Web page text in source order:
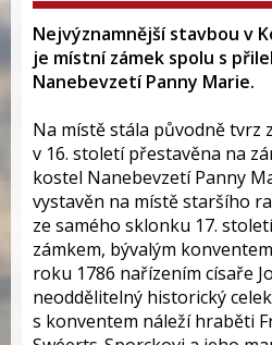
Nejvýznamnější stavbou v
je místní zámek spolu s
Nanebevzetí Panny Marie.
Na místě stála původně tvrz
v 16. století přestavěna na
kostel Nanebevzetí Panny
vystavěn na místě staršího
ze samého sklonku 17.
zámkem, bývalým
roku 1786 nařízením císaře
neoddělitelný historický
s konventem náleží hraběti